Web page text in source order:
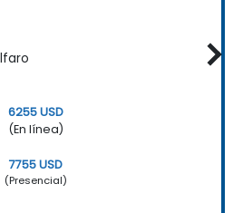
6255 USD
(En línea)
7755 USD
(Presencial)